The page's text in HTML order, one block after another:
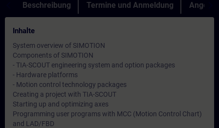
Beschreibung Termine und Anmeldung Angebot
Inhalte
System overview of SIMOTION
Components of SIMOTION
- TIA-SCOUT engineering system and option packages
- Hardware platforms
- Motion control technology packages
Creating a project with TIA-SCOUT
Starting up and optimizing axes
Programming user programs with MCC (Motion Control Chart)
and LAD/FBD